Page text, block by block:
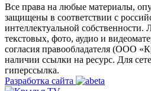
Все права на любые материалы,
защищены в соответствии с
интеллектуальной собственности.
текстовых, фото, аудио и
согласия правообладателя (ООО
наличии ссылки на ресурс. Для
гиперссылка.
Разработка сайта